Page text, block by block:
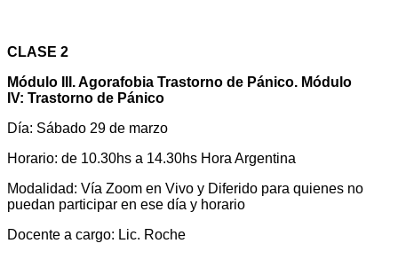
CLASE 2
Módulo
III.Agorafobia Trastorno de Pánico. Módulo
IV: Trastorno de Pánico
Día: Sábado 29 de marzo
Horario: de 10.30hs a 14.30hs Hora Argentina
Modalidad: Vía Zoom en Vivo y Diferido para quienes no
puedan participar en ese día y horario
Docente a cargo: Lic. Roche